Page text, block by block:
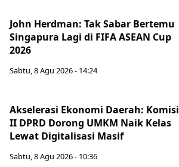
John Herdman: Tak Sabar Bertemu
Singapura Lagi di FIFA ASEAN Cup
2026
Sabtu, 8 Agu 2026 - 14:24
Akselerasi Ekonomi Daerah: Komisi
II DPRD Dorong UMKM Naik Kelas
Lewat Digitalisasi Masif
Sabtu, 8 Agu 2026 - 10:36